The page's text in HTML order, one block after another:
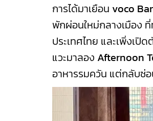
การได้มาเยือน voco
พักผ่อนใหม่กลางเมือง ที่
ประเทศไทย และเพิ่งเปิ
แวะมาลอง Afternoon
อาหารรมควัน แต่กลับซ่อ